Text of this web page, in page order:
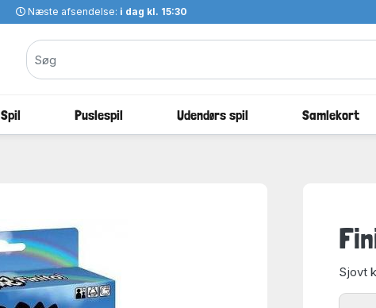
Næste afsendelse: i dag kl. 15:30
Spil Puslespil Udendørs spil Samlekort
Sjovt